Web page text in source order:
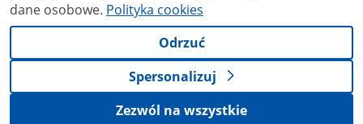
dane osobowe. Polityka cookies
Odrzuć
Spersonalizuj
Zezwól na wszystkie